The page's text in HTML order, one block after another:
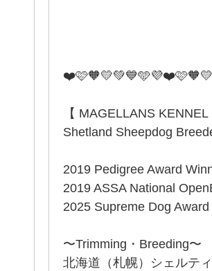
【 MAGELLANS
Shetland Sheepdog
2019 Pedigree Award
2019 ASSA National
2025 Supreme Dog
〜Trimming・Breeding〜
北海道（札幌）シェルテ